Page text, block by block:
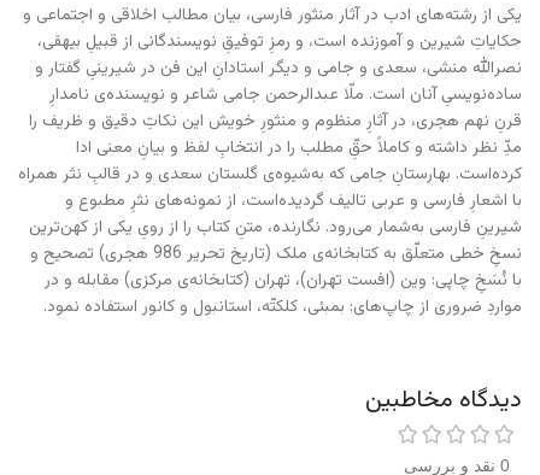
یکی از رشته‌های ادب در آثار منثور فارسی، بیان مطالب اخلاقی و اجتماعی و
حکایاتِ شیرین و آموزنده است، و رمزِ توفیقِ نویسندگانی از قبیلِ بیهقی،
نصرالله منشی، سعدی و جامی و دیگر استادانِ این فن در شیرینیِ گفتار و
ساده‌نویسیِ آنان است. ملّا عبدالرحمن جامی شاعر و نویسنده‌ی نامدارِ
قرنِ نهم هجری، در آثارِ منظوم و منثورِ خویش این نکاتِ دقیق و ظریف را
مدّ‌ِ نظر داشته و کاملاً حقّ‌ِ مطلب را در انتخابِ لفظ و بیانِ معنی ادا
کرده‌است. بهارستانِ جامی که به‌شیوه‌ی گلستان سعدی و در قالبِ نثر همراه
با اشعارِ فارسی و عربی تالیف گردیده‌است، از نمونه‌های نثرِ مطبوع و
شیرینِ فارسی به‌شمار می‌رود. نگارنده، متنِ کتاب را از رویِ یکی از کهن‌ترین
نسخِ خطی متعلّق به کتابخانه‌ی ملک (تاریخ تحریر 986 هجری) تصحیح و
با نُسَخِ چاپی: وین (افست تهران)، تهران (کتابخانه‌ی مرکزی) مقابله و در
مواردِ ضروری از چاپ‌های: بمبئی، کلکتّه، استانبول و کانور استفاده نمود.
دیدگاه مخاطبین
0 نقد و بررسی